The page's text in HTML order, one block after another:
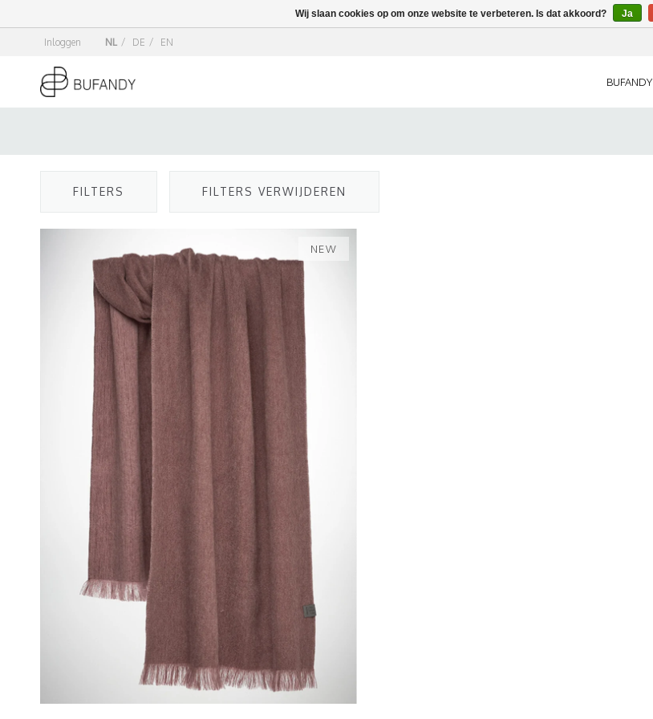
Inloggen NL / DE / EN
BUFANDY
FILTERS FILTERS VERWIJDEREN
NEW
Wij slaan cookies op om onze website te verbeteren. Is dat akkoord? Ja